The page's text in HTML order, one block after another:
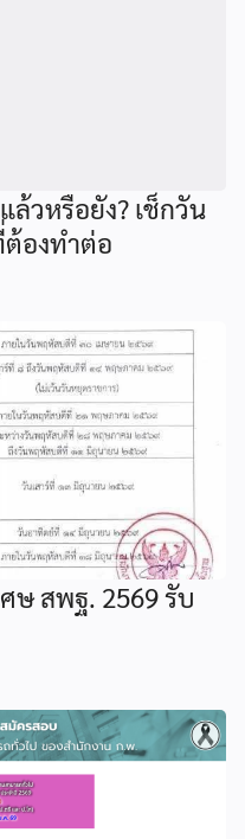
วหรือยัง? เช็กวัน
องทำต่อ
ษ สพฐ. 2569 รับ